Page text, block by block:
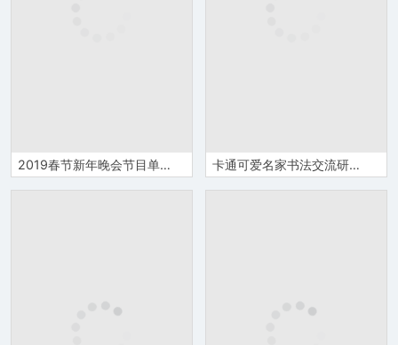
2019春节新年晚会节目单Word模板 卡通可爱名家书法交流研讨会邀请函Word模板